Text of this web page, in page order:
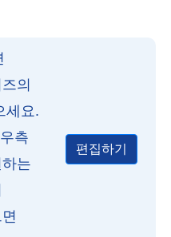
의
세요.
측
는
편집하기